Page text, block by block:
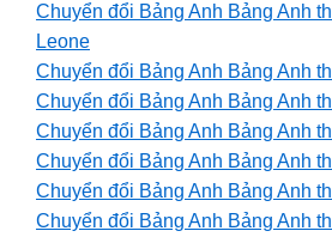
Chuyển đổi Bảng Anh Bảng Anh
Leone
Chuyển đổi Bảng Anh Bảng Anh
Chuyển đổi Bảng Anh Bảng Anh
Chuyển đổi Bảng Anh Bảng Anh
Chuyển đổi Bảng Anh Bảng Anh
Chuyển đổi Bảng Anh Bảng Anh
Chuyển đổi Bảng Anh Bảng Anh